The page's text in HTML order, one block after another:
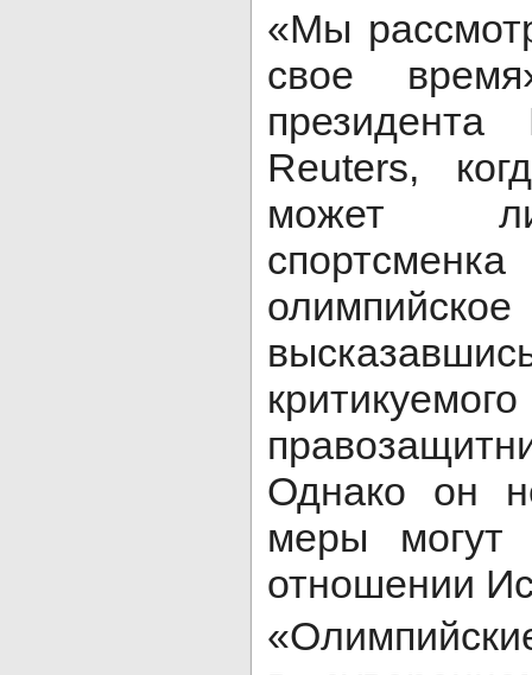
«Мы
свое
Reuters,
может
критикуемого
Однако он
меры
отношении